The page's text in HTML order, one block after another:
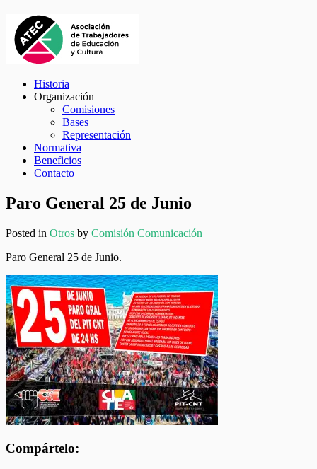
Historia
Organización
Comisiones
Bases
Representación
Normativa
Beneficios
Contacto
Paro General 25 de Junio
Posted in Otros by Comisión Comunicación
Paro General 25 de Junio.
Compártelo: